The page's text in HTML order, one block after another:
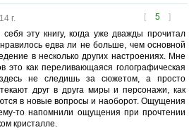
[ 5 ]
г.
эту книгу, когда уже дважды прочитал
едва ли не больше, чем основной
в несколько других настроениях. Мне
это как переливающаяся голографическая
не следишь за сюжетом, а просто
друг в друга миры и персонажи, как
в новые вопросы и наоборот. Ощущения
то напомнили ощущения при прочтении
кристалле.